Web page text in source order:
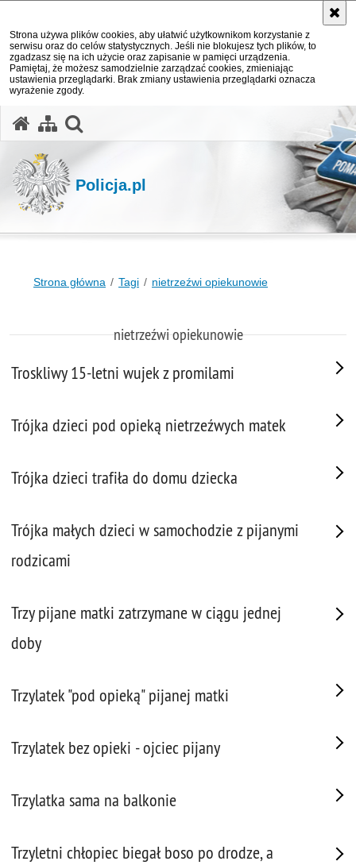
Strona używa plików cookies, aby ułatwić użytkownikom korzystanie z
serwisu oraz do celów statystycznych. Jeśli nie blokujesz tych plików, to
zgadzasz się na ich użycie oraz zapisanie w pamięci urządzenia.
Pamiętaj, że możesz samodzielnie zarządzać cookies, zmieniając
ustawienia przeglądarki. Brak zmiany ustawienia przeglądarki oznacza
wyrażenie zgody.
Policja.pl
Strona główna Tagi nietrzeźwi opiekunowie
nietrzeźwi opiekunowie
Troskliwy 15-letni wujek z promilami
Trójka dzieci pod opieką nietrzeźwych matek
Trójka dzieci trafiła do domu dziecka
Trójka małych dzieci w samochodzie z pijanymi
rodzicami
Trzy pijane matki zatrzymane w ciągu jednej
doby
Trzylatek "pod opieką" pijanej matki
Trzylatek bez opieki - ojciec pijany
Trzylatka sama na balkonie
Trzyletni chłopiec biegał boso po drodze, a